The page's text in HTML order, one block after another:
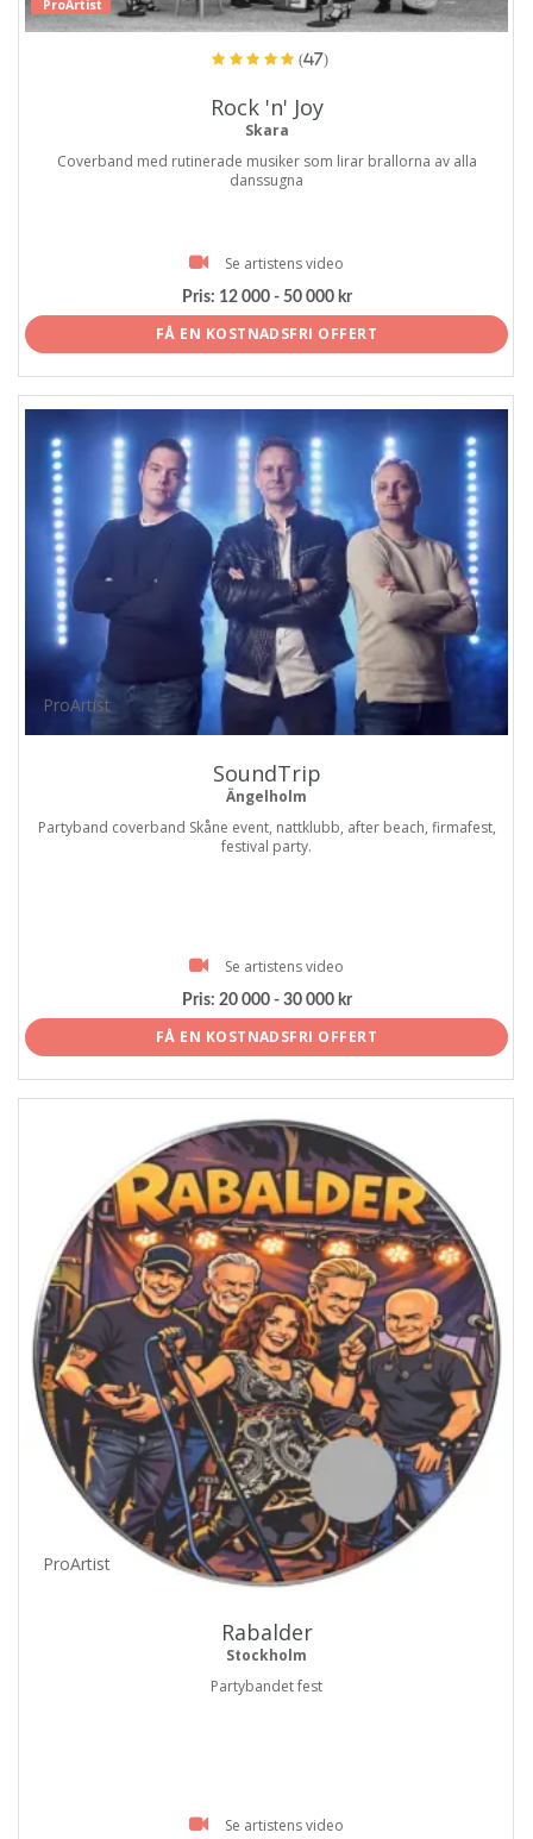
ProArtist
(47)
Rock 'n' Joy
Skara
Coverband med rutinerade musiker som lirar brallorna av alla
danssugna
Se artistens video
Pris: 12 000 - 50 000 kr
FÅ EN KOSTNADSFRI OFFERT
ProArtist
SoundTrip
Ängelholm
Partyband coverband Skåne event, nattklubb, after beach, firmafest,
festival party.
Se artistens video
Pris: 20 000 - 30 000 kr
FÅ EN KOSTNADSFRI OFFERT
ProArtist
Rabalder
Stockholm
Partybandet fest
Se artistens video